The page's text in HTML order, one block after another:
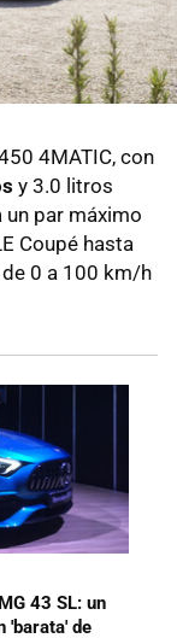
4MATIC, con
y 3.0 litros
par máximo
Coupé hasta
0 a 100 km/h
43 SL: un
'barata' de